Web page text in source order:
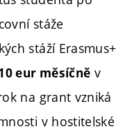
stáže
stáží Erasmus+
eur měsíčně v
na grant vzniká
v hostitelské